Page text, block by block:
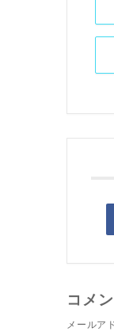
コメ
メールア